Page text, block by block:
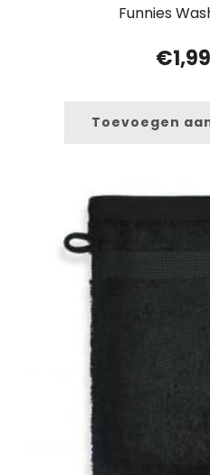
Funnies
€1,99
Toevoegen